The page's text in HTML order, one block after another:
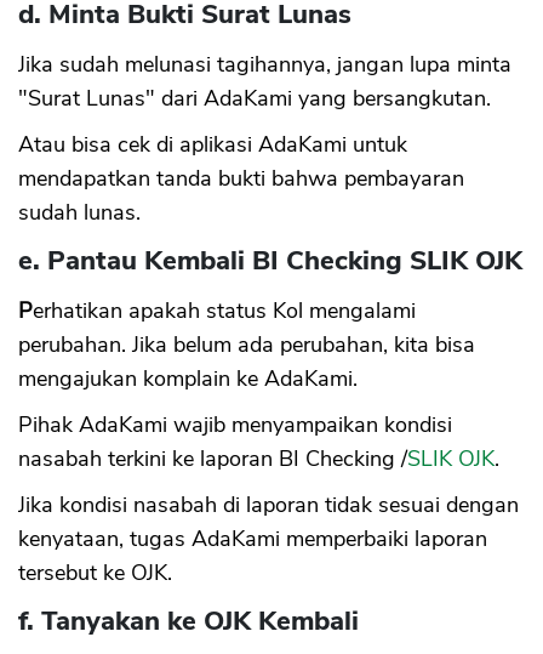
d. Minta Bukti Surat Lunas
Jika sudah melunasi tagihannya, jangan lupa minta
"Surat Lunas" dari AdaKami yang bersangkutan.
Atau bisa cek di aplikasi AdaKami untuk
mendapatkan tanda bukti bahwa pembayaran
sudah lunas.
e. Pantau Kembali BI Checking SLIK OJK
Perhatikan apakah status Kol mengalami
perubahan. Jika belum ada perubahan, kita bisa
mengajukan komplain ke AdaKami.
Pihak AdaKami wajib menyampaikan kondisi
nasabah terkini ke laporan BI Checking /SLIK OJK.
Jika kondisi nasabah di laporan tidak sesuai dengan
kenyataan, tugas AdaKami memperbaiki laporan
tersebut ke OJK.
f. Tanyakan ke OJK Kembali